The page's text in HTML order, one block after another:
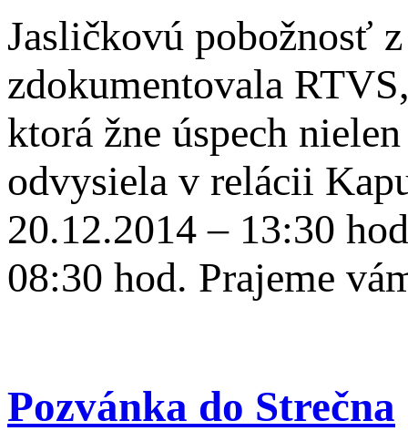
Jasličkovú pobožnosť
zdokumentovala
ktorá žne úspech
odvysiela v relácii
20.12.2014 – 13:30
08:30 hod. Prajeme
Pozvánka do Strečna